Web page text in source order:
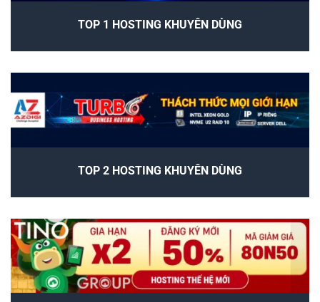
TOP 1 HOSTING KHUYÊN DÙNG
TOP 2 HOSTING KHUYÊN DÙNG